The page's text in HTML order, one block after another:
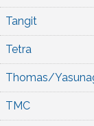
Tangit
Tetra
Thomas/
TMC